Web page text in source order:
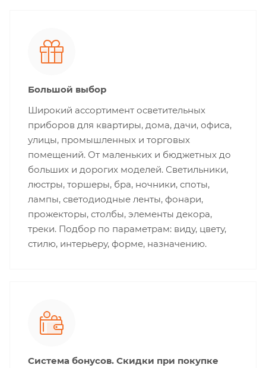
Большой выбор
Широкий ассортимент осветительных
приборов для квартиры, дома, дачи, офиса,
улицы, промышленных и торговых
помещений. От маленьких и бюджетных до
больших и дорогих моделей. Светильники,
люстры, торшеры, бра, ночники, споты,
лампы, светодиодные ленты, фонари,
прожекторы, столбы, элементы декора,
треки. Подбор по параметрам: виду, цвету,
стилю, интерьеру, форме, назначению.
Система бонусов. Скидки при покупке